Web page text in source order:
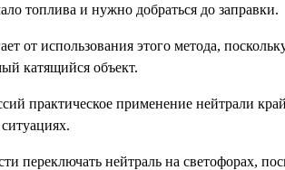
топлива и нужно добраться до заправки.
от использования этого метода,
катящийся объект.
практическое применение нейтрали
переключать нейтраль на светофорах,